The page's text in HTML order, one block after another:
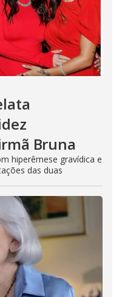
Bruna
hiperêmese gravídica e
das duas